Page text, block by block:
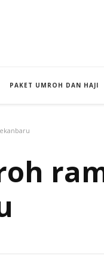
PAKET UMROH DAN HAJI